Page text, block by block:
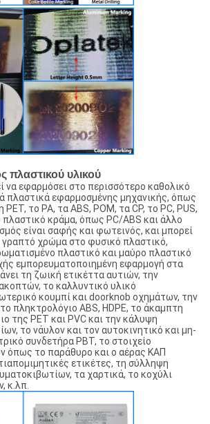
πλαστικού υλικού
να εφαρμόσει στο περισσότερο καθολικό
πλαστικά εφαρμοσμένης μηχανικής, όπως
PET, το PA, τα ABS, POM, τα CP, το PC, PUS,
πλαστικό κράμα, όπως PC/ABS και άλλο
είναι σαφής και φωτεινός, και μπορεί
γραπτό χρώμα στο φυσικό πλαστικό,
πλαστικό και μαύρο πλαστικό
εμπορευματοποιημένη εφαρμογή στα
τη ζωική ετικέττα αυτιών, την
το καλλυντικό υλικό
κουμπί και doorknob οχημάτων, την
πληκτρολόγιο ABS, HDPE, το άκαμπτη
της PET και PVC και την κάλυψη
το νάυλον και τον αυτοκινητικό και μη-
συνδετήρα PBT, το στοιχείο
όπως το παράθυρο και ο αέρας ΚΑΠ
ετικέτες, τη σύλληψη
τα χαρτικά, το κοχύλι
κ.λπ.